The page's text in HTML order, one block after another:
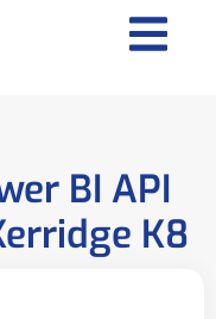
BI API
K8